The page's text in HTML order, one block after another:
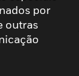
por
outras